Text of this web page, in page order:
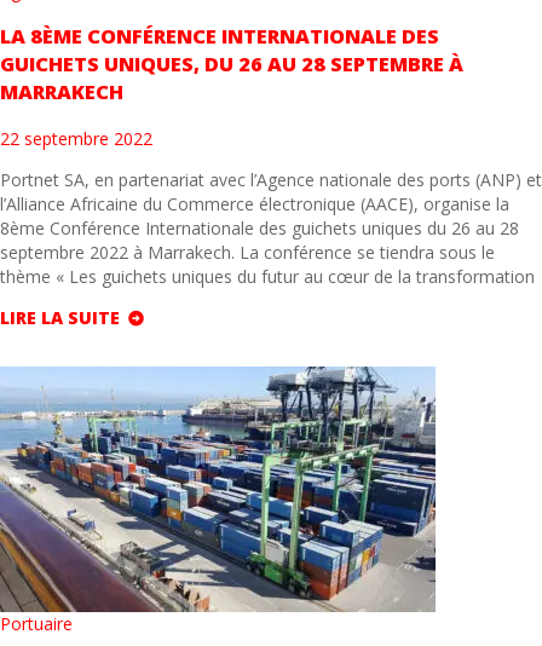
LA 8ÈME CONFÉRENCE INTERNATIONALE DES
GUICHETS UNIQUES, DU 26 AU 28 SEPTEMBRE À
MARRAKECH
22 septembre 2022
Portnet SA, en partenariat avec l’Agence nationale des ports (ANP) et
l’Alliance Africaine du Commerce électronique (AACE), organise la
8ème Conférence Internationale des guichets uniques du 26 au 28
septembre 2022 à Marrakech. La conférence se tiendra sous le
thème « Les guichets uniques du futur au cœur de la transformation
LIRE LA SUITE
Portuaire